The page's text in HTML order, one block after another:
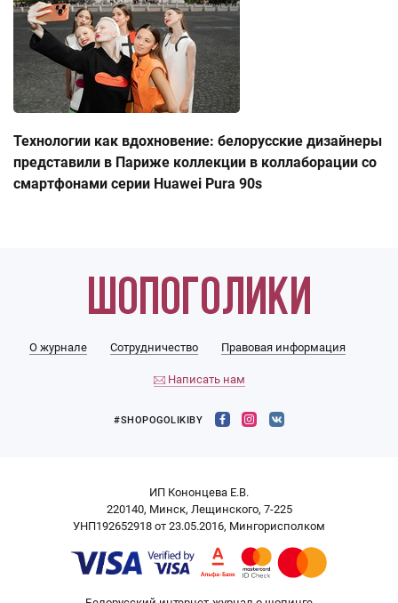
Технологии как вдохновение: белорусские дизайнеры
представили в Париже коллекции в коллаборации со
смартфонами серии Huawei Pura 90s
О журнале Сотрудничество Правовая информация
Написать нам
#SHOPOGOLIKIBY
ИП Кононцева Е.В.
220140, Минск, Лещинского, 7-225
УНП192652918 от 23.05.2016, Мингорисполком